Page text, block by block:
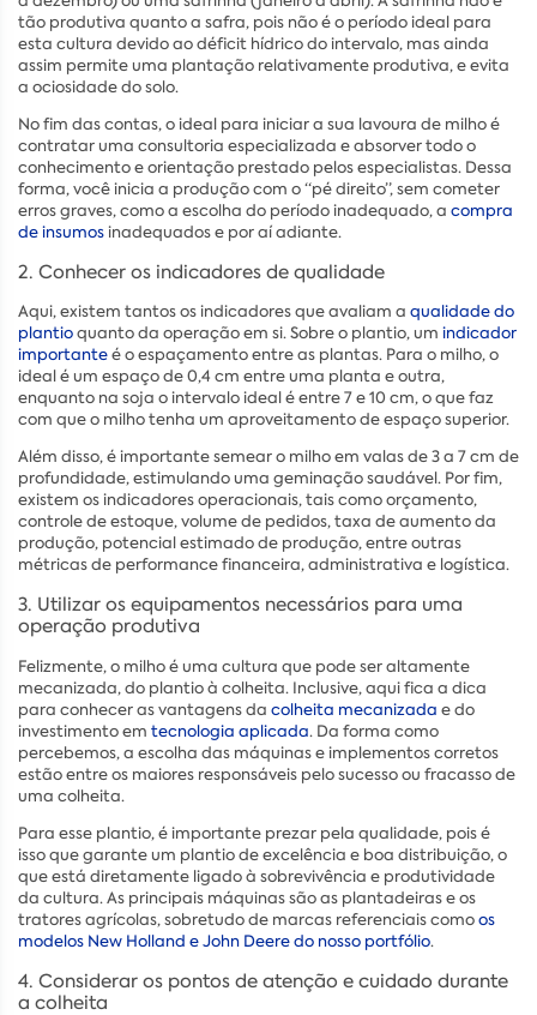
tão produtiva quanto a safra, pois não é o período ideal para
esta cultura devido ao déficit hídrico do intervalo, mas ainda
assim permite uma plantação relativamente produtiva, e evita
a ociosidade do solo.
No fim das contas, o ideal para iniciar a sua lavoura de milho é
contratar uma consultoria especializada e absorver todo o
conhecimento e orientação prestado pelos especialistas. Dessa
forma, você inicia a produção com o “pé direito”, sem cometer
erros graves, como a escolha do período inadequado, a compra
de insumosinadequados e por aí adiante.
2. Conhecer os indicadores de qualidade
Aqui, existem tantos os indicadores que avaliam a qualidade do
plantioquanto da operação em si. Sobre o plantio, um indicador
importanteé o espaçamento entre as plantas. Para o milho, o
ideal é um espaço de 0,4 cm entre uma planta e outra,
enquanto na soja o intervalo ideal é entre 7 e 10 cm, o que faz
com que o milho tenha um aproveitamento de espaço superior.
Além disso, é importante semear o milho em valas de 3 a 7 cm de
profundidade, estimulando uma geminação saudável. Por fim,
existem os indicadores operacionais, tais como orçamento,
controle de estoque, volume de pedidos, taxa de aumento da
produção, potencial estimado de produção, entre outras
métricas de performance financeira, administrativa e logística.
3. Utilizar os equipamentos necessários para uma
operação produtiva
Felizmente, o milho é uma cultura que pode ser altamente
mecanizada, do plantio à colheita. Inclusive, aqui fica a dica
para conhecer as vantagens da colheita mecanizada e do
investimento em tecnologia aplicada. Da forma como
percebemos, a escolha das máquinas e implementos corretos
estão entre os maiores responsáveis pelo sucesso ou fracasso de
uma colheita.
Para esse plantio, é importante prezar pela qualidade, pois é
isso que garante um plantio de excelência e boa distribuição, o
que está diretamente ligado à sobrevivência e produtividade
da cultura. As principais máquinas são as plantadeiras e os
tratores agrícolas, sobretudo de marcas referenciais comoos
modelos New Holland e John Deere do nosso portfólio.
4. Considerar os pontos de atenção e cuidado durante
a colheita